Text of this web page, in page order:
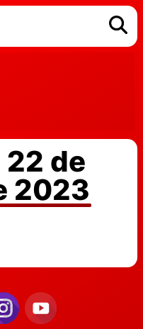
de
2023